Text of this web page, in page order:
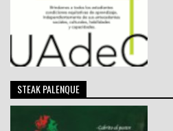
STEAK PALENQUE